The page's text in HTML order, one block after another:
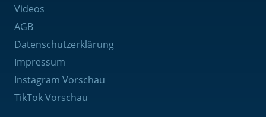
Videos
AGB
Datenschutzerklärung
Impressum
Instagram Vorschau
TikTok Vorschau